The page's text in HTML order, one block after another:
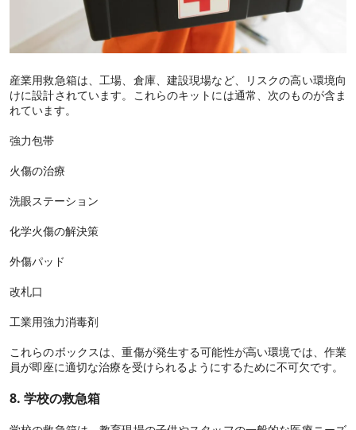
産業用救急箱は、工場、倉庫、建設現場など、リスクの高い環境向
けに設計されています。これらのキットには通常、次のものが含ま
れています。
強力包帯
火傷の治療
洗眼ステーション
化学火傷の解決策
外傷パッド
改札口
工業用強力消毒剤
これらのボックスは、重傷が発生する可能性が高い環境では、作業
員が即座に適切な治療を受けられるようにするために不可欠です。
8. 学校の救急箱